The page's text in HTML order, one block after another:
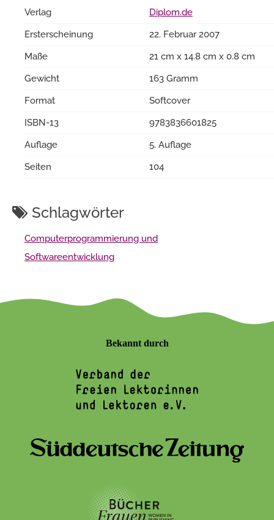
Verlag
Diplom.de
Ersterscheinung
22. Februar 2007
Maße
21 cm x 14.8 cm x 0.8 cm
Gewicht
163 Gramm
Format
Softcover
ISBN-13
9783836601825
Auflage
5. Auflage
Seiten
104
Schlagwörter
Computerprogrammierung und
Softwareentwicklung
Bekannt durch